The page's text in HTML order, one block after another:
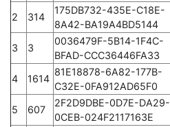
2
314
175DB732-435E-C18E-
8A42-BA19A4BD5144
3
3
0036479F-5B14-1F4C-
BFAD-CCC36446FA33
4
1614
81E18878-6A82-177B-
C32E-0FA912AD65F0
5
607
2F2D9DBE-0D7E-DA29-
0CEB-024F2117163E